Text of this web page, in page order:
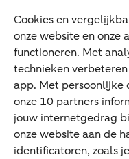
Digitale diensten
Internet Bankieren
ABN AMRO app
Tikkie
Apple Pay
Google Pay
Cookies en
onze website en onze
functioneren. Met
technieken
app. Met persoonlijke
onze 10 partners
jouw internetgedrag
onze website aan de
identificatoren, zoals